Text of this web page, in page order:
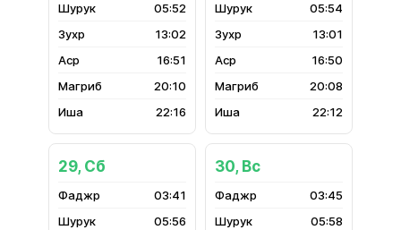
05:52
13:02
16:51
20:10
22:16
05:54
13:01
16:50
20:08
22:12
29, Сб
03:41
05:56
30, Вс
03:45
05:58